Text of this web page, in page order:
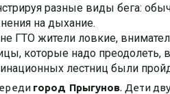
разные виды бега:
на дыхание.
ГТО жители ловкие,
которые надо преодолеть,
лестниц были
город Прыгунов. Дети